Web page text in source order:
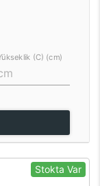
(C) (cm)
Stokta Var